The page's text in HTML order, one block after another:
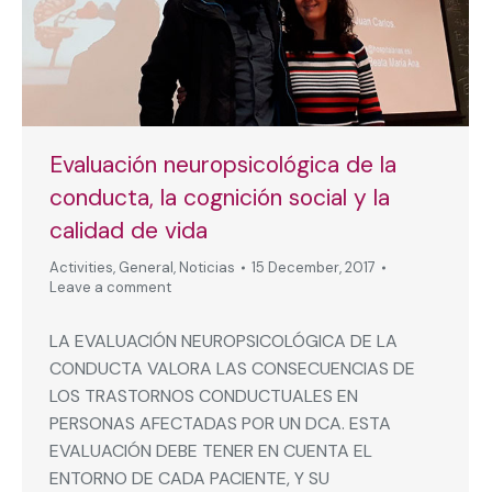
Evaluación neuropsicológica de la
conducta, la cognición social y la
calidad de vida
Activities, General, Noticias
15 December, 2017
Leave a comment
LA EVALUACIÓN NEUROPSICOLÓGICA DE LA
CONDUCTA VALORA LAS CONSECUENCIAS DE
LOS TRASTORNOS CONDUCTUALES EN
PERSONAS AFECTADAS POR UN DCA. ESTA
EVALUACIÓN DEBE TENER EN CUENTA EL
ENTORNO DE CADA PACIENTE, Y SU